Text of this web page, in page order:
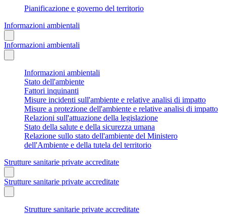
Pianificazione e governo del territorio
Informazioni ambientali
Informazioni ambientali
Informazioni ambientali
Stato dell'ambiente
Fattori inquinanti
Misure incidenti sull'ambiente e relative analisi di impatto
Misure a protezione dell'ambiente e relative analisi di impatto
Relazioni sull'attuazione della legislazione
Stato della salute e della sicurezza umana
Relazione sullo stato dell'ambiente del Ministero
dell'Ambiente e della tutela del territorio
Strutture sanitarie private accreditate
Strutture sanitarie private accreditate
Strutture sanitarie private accreditate